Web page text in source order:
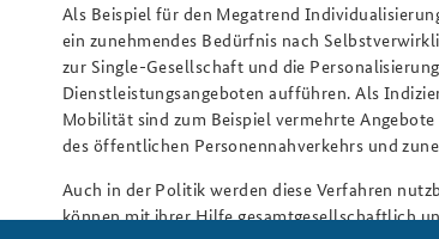
Als Beispiel für den Megatrend
ein zunehmendes Bedürfnis nach
zur Single-Gesellschaft und die
Dienstleistungsangeboten aufführen. Als
Mobilität sind zum Beispiel vermehrte
des öffentlichen Personennahverkehrs und
Auch in der Politik werden diese Verfahren
können mit ihrer Hilfe gesamtgesellschaftlich